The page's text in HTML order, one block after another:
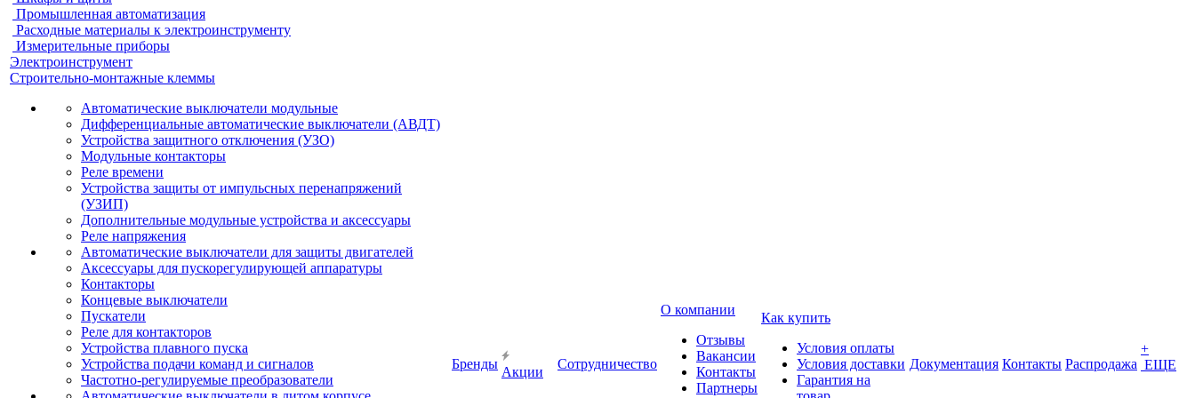
Промышленная автоматизация
Расходные материалы к электроинструменту
Измерительные приборы
Электроинструмент
Строительно-монтажные клеммы
Автоматические выключатели модульные
Дифференциальные автоматические выключатели (АВДТ)
Устройства защитного отключения (УЗО)
Модульные контакторы
Реле времени
Устройства защиты от импульсных перенапряжений
(УЗИП)
Дополнительные модульные устройства и аксессуары
Реле напряжения
Автоматические выключатели для защиты двигателей
Аксессуары для пускорегулирующей аппаратуры
Контакторы
Концевые выключатели
Пускатели
Реле для контакторов
Устройства плавного пуска
Устройства подачи команд и сигналов
Частотно-регулируемые преобразователи
Бренды
Акции
Сотрудничество
О компании
Отзывы
Вакансии
Контакты
Партнеры
Как купить
Условия оплаты
Условия доставки
Гарантия на
Документация Контакты Распродажа
+
ЕЩЕ